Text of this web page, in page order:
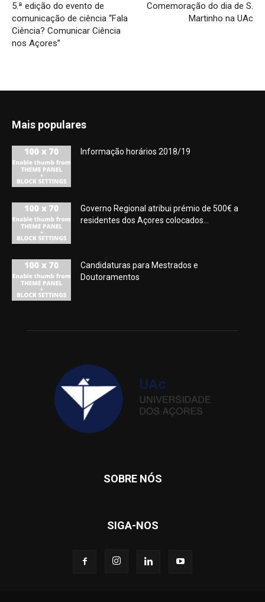
5.ª edição do evento de
comunicação de ciência “Fala
Ciência? Comunicar Ciência
nos Açores”
Comemoração do dia de S.
Martinho na UAc
Mais populares
Informação horários 2018/19
Governo Regional atribui prémio de 500€ a
residentes dos Açores colocados...
Candidaturas para Mestrados e
Doutoramentos
SOBRE NÓS
SIGA-NOS